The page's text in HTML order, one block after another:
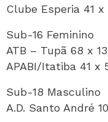
Clube Esperia 41
Sub-16 Feminino
ATB – Tupã 68 x
APABI/Itatiba 41 x
Sub-18 Masculino
A.D. Santo André